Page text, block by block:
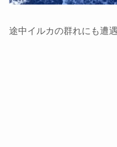
途中イルカの群れにも遭遇